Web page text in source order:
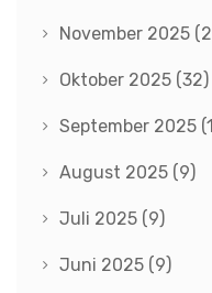
November 2025
Oktober 2025 (32)
September 2025
August 2025 (9)
Juli 2025 (9)
Juni 2025 (9)